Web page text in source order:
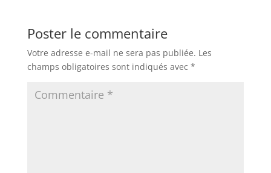
Poster le commentaire
Votre adresse e-mail ne sera pas publiée. Les
champs obligatoires sont indiqués avec *